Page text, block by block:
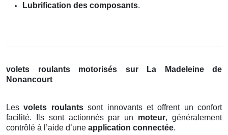
Lubrification des composants.
volets roulants motorisés sur La Madeleine de
Nonancourt
Lesvolets roulantssont innovants et offrent un confort
facilité. Ils sont actionnés par un moteur, généralement
contrôlé à l’aide d’une application connectée.